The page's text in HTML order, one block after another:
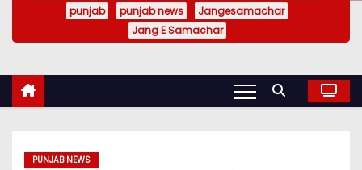
punjab
punjab news
Jangesamachar
Jang E Samachar
PUNJAB NEWS